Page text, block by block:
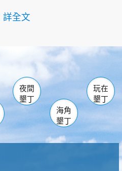
詳全文
南仁湖
佳樂水
森林遊樂區
墾管處遊客中心
社頂公園 風吹沙
船帆石 龍磐公園
香蕉灣
砂島
鵝鑾鼻
夜間
墾丁
海角
墾丁
玩在
墾丁